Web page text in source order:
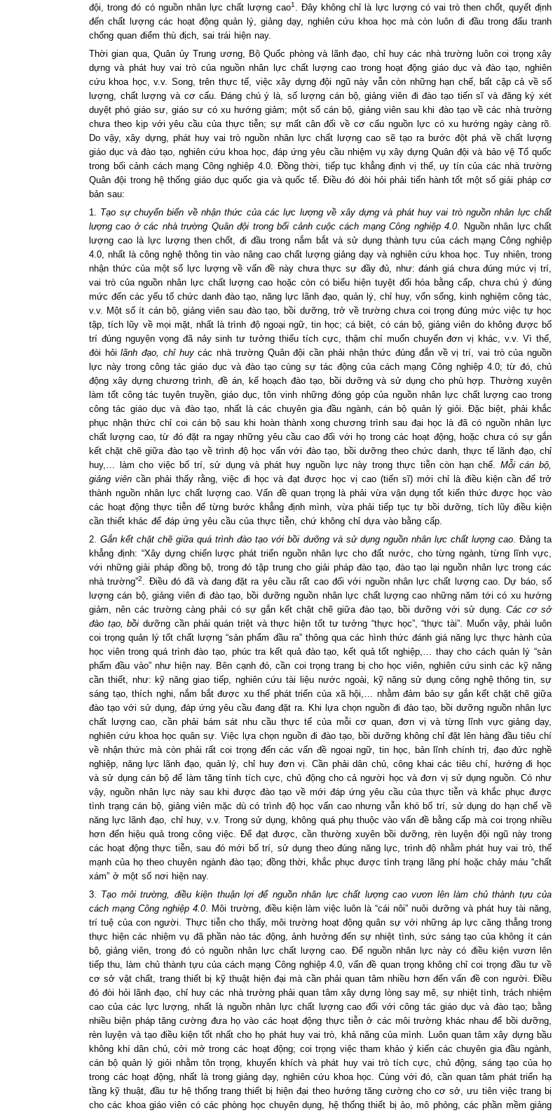
đội, trong đó có nguồn nhân lực chất lượng cao1 . Đây không chỉ là lực lượng có vai trò then chốt, quyết định
đến chất lượng các hoạt động quản lý, giảng dạy, nghiên cứu khoa học mà còn luôn đi đầu trong đấu tranh
chống quan điểm thù địch, sai trái hiện nay.
Thời gian qua, Quân ủy Trung ương, Bộ Quốc phòng và lãnh đạo, chỉ huy các nhà trường luôn coi trọng xây
dựng và phát huy vai trò của nguồn nhân lực chất lượng cao trong hoạt động giáo dục và đào tạo, nghiên
cứu khoa học, v.v. Song, trên thực tế, việc xây dựng đội ngũ này vẫn còn những hạn chế, bất cập cả về số
lượng, chất lượng và cơ cấu. Đáng chú ý là, số lượng cán bộ, giảng viên đi đào tạo tiến sĩ và đăng ký xét
duyệt phó giáo sư, giáo sư có xu hướng giảm; một số cán bộ, giảng viên sau khi đào tạo về các nhà trường
chưa theo kịp với yêu cầu của thực tiễn; sự mất cân đối về cơ cấu nguồn lực có xu hướng ngày càng rõ.
Do vậy, xây dựng, phát huy vai trò nguồn nhân lực chất lượng cao sẽ tạo ra bước đột phá về chất lượng
giáo dục và đào tạo, nghiên cứu khoa học, đáp ứng yêu cầu nhiệm vụ xây dựng Quân đội và bảo vệ Tổ quốc
trong bối cảnh cách mạng Công nghiệp 4.0. Đồng thời, tiếp tục khẳng định vị thế, uy tín của các nhà trường
Quân đội trong hệ thống giáo dục quốc gia và quốc tế. Điều đó đòi hỏi phải tiến hành tốt một số giải pháp cơ
bản sau:
1. Tạo sự chuyển biến về nhận thức của các lực lượng về xây dựng và phát huy vai trò nguồn nhân lực chất
lượng cao ở các nhà trường Quân đội trong bối cảnh cuộc cách mạng Công nghiệp 4.0. Nguồn nhân lực chất
lượng cao là lực lượng then chốt, đi đầu trong nắm bắt và sử dụng thành tựu của cách mạng Công nghiệp
4.0, nhất là công nghệ thông tin vào nâng cao chất lượng giảng dạy và nghiên cứu khoa học. Tuy nhiên, trong
nhận thức của một số lực lượng về vấn đề này chưa thực sự đầy đủ, như: đánh giá chưa đúng mức vị trí,
vai trò của nguồn nhân lực chất lượng cao hoặc còn có biểu hiện tuyệt đối hóa bằng cấp, chưa chú ý đúng
mức đến các yếu tố chức danh đào tạo, năng lực lãnh đạo, quản lý, chỉ huy, vốn sống, kinh nghiệm công tác,
v.v. Một số ít cán bộ, giảng viên sau đào tạo, bồi dưỡng, trở về trường chưa coi trọng đúng mức việc tự học
tập, tích lũy về mọi mặt, nhất là trình độ ngoại ngữ, tin học; cá biệt, có cán bộ, giảng viên do không được bố
trí đúng nguyện vọng đã nảy sinh tư tưởng thiếu tích cực, thậm chí muốn chuyển đơn vị khác, v.v. Vì thế,
đòi hỏilãnh đạo, chỉ huycác nhà trường Quân đội cần phải nhận thức đúng đắn về vị trí, vai trò của nguồn
lực này trong công tác giáo dục và đào tạo cùng sự tác động của cách mạng Công nghiệp 4.0; từ đó, chủ
động xây dựng chương trình, đề án, kế hoạch đào tạo, bồi dưỡng và sử dụng cho phù hợp. Thường xuyên
làm tốt công tác tuyên truyền, giáo dục, tôn vinh những đóng góp của nguồn nhân lực chất lượng cao trong
công tác giáo dục và đào tạo, nhất là các chuyên gia đầu ngành, cán bộ quản lý giỏi. Đặc biệt, phải khắc
phục nhận thức chỉ coi cán bộ sau khi hoàn thành xong chương trình sau đại học là đã có nguồn nhân lực
chất lượng cao, từ đó đặt ra ngay những yêu cầu cao đối với họ trong các hoạt động, hoặc chưa có sự gắn
kết chặt chẽ giữa đào tạo về trình độ học vấn với đào tạo, bồi dưỡng theo chức danh, thực tế lãnh đạo, chỉ
huy,… làm cho việc bố trí, sử dụng và phát huy nguồn lực này trong thực tiễn còn hạn chế. Mỗi cán bộ,
giảng viên cần phải thấy rằng, việc đi học và đạt được học vị cao (tiến sĩ) mới chỉ là điều kiện cần để trở
thành nguồn nhân lực chất lượng cao. Vấn đề quan trọng là phải vừa vận dụng tốt kiến thức được học vào
các hoạt động thực tiễn để từng bước khẳng định mình, vừa phải tiếp tục tự bồi dưỡng, tích lũy điều kiện
cần thiết khác để đáp ứng yêu cầu của thực tiễn, chứ không chỉ dựa vào bằng cấp.
2.Gắn kết chặt chẽ giữa quá trình đào tạo với bồi dưỡng và sử dụng nguồn nhân lực chất lượng cao. Đảng ta
khẳng định: “Xây dựng chiến lược phát triển nguồn nhân lực cho đất nước, cho từng ngành, từng lĩnh vực,
với những giải pháp đồng bộ, trong đó tập trung cho giải pháp đào tạo, đào tạo lại nguồn nhân lực trong các
nhà trường”2. Điều đó đã và đang đặt ra yêu cầu rất cao đối với nguồn nhân lực chất lượng cao. Dự báo, số
lượng cán bộ, giảng viên đi đào tạo, bồi dưỡng nguồn nhân lực chất lượng cao những năm tới có xu hướng
giảm, nên các trường càng phải có sự gắn kết chặt chẽ giữa đào tạo, bồi dưỡng với sử dụng. Các cơ sở
đào tạo, bồidưỡng cần phải quán triệt và thực hiện tốt tư tưởng “thực học”, “thực tài”. Muốn vậy, phải luôn
coi trọng quản lý tốt chất lượng “sản phẩm đầu ra” thông qua các hình thức đánh giá năng lực thực hành của
học viên trong quá trình đào tạo, phúc tra kết quả đào tạo, kết quả tốt nghiệp,… thay cho cách quản lý “sản
phẩm đầu vào” như hiện nay. Bên cạnh đó, cần coi trọng trang bị cho học viên, nghiên cứu sinh các kỹ năng
cần thiết, như: kỹ năng giao tiếp, nghiên cứu tài liệu nước ngoài, kỹ năng sử dụng công nghệ thông tin, sự
sáng tạo, thích nghi, nắm bắt được xu thế phát triển của xã hội,… nhằm đảm bảo sự gắn kết chặt chẽ giữa
đào tạo với sử dụng, đáp ứng yêu cầu đang đặt ra. Khi lựa chọn nguồn đi đào tạo, bồi dưỡng nguồn nhân lực
chất lượng cao, cần phải bám sát nhu cầu thực tế của mỗi cơ quan, đơn vị và từng lĩnh vực giảng dạy,
nghiên cứu khoa học quân sự. Việc lựa chọn nguồn đi đào tạo, bồi dưỡng không chỉ đặt lên hàng đầu tiêu chí
về nhận thức mà còn phải rất coi trọng đến các vấn đề ngoại ngữ, tin học, bản lĩnh chính trị, đạo đức nghề
nghiệp, năng lực lãnh đạo, quản lý, chỉ huy đơn vị. Cần phải dân chủ, công khai các tiêu chí, hướng đi học
và sử dụng cán bộ để làm tăng tính tích cực, chủ động cho cả người học và đơn vị sử dụng nguồn. Có như
vậy, nguồn nhân lực này sau khi được đào tạo về mới đáp ứng yêu cầu của thực tiễn và khắc phục được
tình trạng cán bộ, giảng viên mặc dù có trình độ học vấn cao nhưng vẫn khó bố trí, sử dụng do hạn chế về
năng lực lãnh đạo, chỉ huy, v.v. Trong sử dụng, không quá phụ thuộc vào vấn đề bằng cấp mà coi trọng nhiều
hơn đến hiệu quả trong công việc. Để đạt được, cần thường xuyên bồi dưỡng, rèn luyện đội ngũ này trong
các hoạt động thực tiễn, sau đó mới bố trí, sử dụng theo đúng năng lực, trình độ nhằm phát huy vai trò, thế
mạnh của họ theo chuyên ngành đào tạo; đồng thời, khắc phục được tình trạng lãng phí hoặc chảy máu “chất
xám” ở một số nơi hiện nay.
3. Tạo môi trường, điều kiện thuận lợi để nguồn nhân lực chất lượng cao vươn lên làm chủ thành tựu của
cách mạng Công nghiệp 4.0. Môi trường, điều kiện làm việc luôn là “cái nôi” nuôi dưỡng và phát huy tài năng,
trí tuệ của con người. Thực tiễn cho thấy, môi trường hoạt động quân sự với những áp lực căng thẳng trong
thực hiện các nhiệm vụ đã phần nào tác động, ảnh hưởng đến sự nhiệt tình, sức sáng tạo của không ít cán
bộ, giảng viên, trong đó có nguồn nhân lực chất lượng cao. Để nguồn nhân lực này có điều kiện vươn lên
tiếp thu, làm chủ thành tựu của cách mạng Công nghiệp 4.0, vấn đề quan trọng không chỉ coi trọng đầu tư về
cơ sở vật chất, trang thiết bị kỹ thuật hiện đại mà cần phải quan tâm nhiều hơn đến vấn đề con người. Điều
đó đòi hỏi lãnh đạo, chỉ huy các nhà trường phải quan tâm xây dựng lòng say mê, sự nhiệt tình, trách nhiệm
cao của các lực lượng, nhất là nguồn nhân lực chất lượng cao đối với công tác giáo dục và đào tạo; bằng
nhiều biện pháp tăng cường đưa họ vào các hoạt động thực tiễn ở các môi trường khác nhau để bồi dưỡng,
rèn luyện và tạo điều kiện tốt nhất cho họ phát huy vai trò, khả năng của mình. Luôn quan tâm xây dựng bầu
không khí dân chủ, cởi mở trong các hoạt động; coi trọng việc tham khảo ý kiến các chuyên gia đầu ngành,
cán bộ quản lý giỏi nhằm tôn trọng, khuyến khích và phát huy vai trò tích cực, chủ động, sáng tạo của họ
trong các hoạt động, nhất là trong giảng dạy, nghiên cứu khoa học. Cùng với đó, cần quan tâm phát triển hạ
tầng kỹ thuật, đầu tư hệ thống trang thiết bị hiện đại theo hướng tăng cường cho cơ sở, ưu tiên việc trang bị
cho các khoa giáo viên có các phòng học chuyên dụng, hệ thống thiết bị ảo, mô phỏng, các phần mềm giảng